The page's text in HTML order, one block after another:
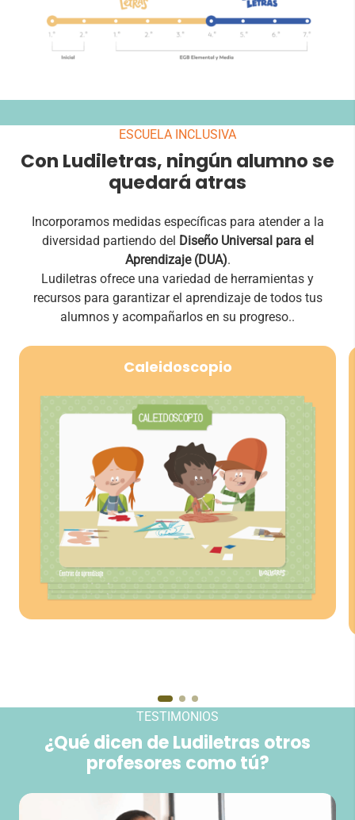
ESCUELA INCLUSIVA
Con Ludiletras, ningún alumno se
quedará atras
Incorporamos medidas específicas para atender a la
diversidad partiendo del Diseño Universal para el
Aprendizaje (DUA).
Ludiletras ofrece una variedad de herramientas y
recursos para garantizar el aprendizaje de todos tus
alumnos y acompañarlos en su progreso..
Caleidoscopio
Centro de aprendizaje para la prevención de
psicomotricidad fina, como recortar, rasgar, pinchar
o pegar, se trabajan también habilidades
grafomotrices, la coordinación visomanual y la
postura corporal. Las propuestas se ajustan en
cada curso según el nivel de precisión que los
alumnos van desarrollando.
TESTIMONIOS
¿Qué dicen de Ludiletras otros
profesores como tú?